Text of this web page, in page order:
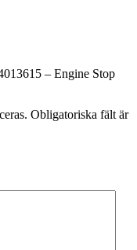
– Engine Stop
Obligatoriska fält är